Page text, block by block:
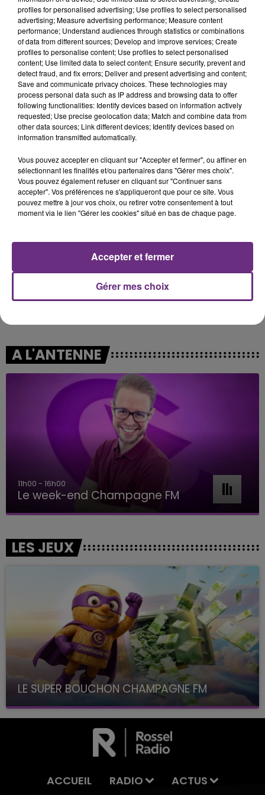
12h10
12h10
Drive Safe
12h06
12h06
Halo
12h03
12h03 11h57
11h57
A L'ANTENNE
11h00 - 16h00
Le week-end Champagne FM
LES JEUX
LE SUPER BOUCHON CHAMPAGNE FM
avec La Famille Champagne FM, à 8H10
ACCUEIL RADIO ACTUS
profiles for personalised advertising; Use profiles to select personalised
advertising; Measure advertising performance; Measure content
performance; Understand audiences through statistics or combinations
of data from different sources; Develop and improve services; Create
profiles to personalise content; Use profiles to select personalised
content; Use limited data to select content; Ensure security, prevent and
detect fraud, and fix errors; Deliver and present advertising and content;
Save and communicate privacy choices. These technologies may
process personal data such as IP address and browsing data to offer
following functionalities: Identify devices based on information actively
requested; Use precise geolocation data; Match and combine data from
other data sources; Link different devices; Identify devices based on
information transmitted automatically.
Vous pouvez accepter en cliquant sur "Accepter et fermer", ou affiner en
sélectionnant les finalités et/ou partenaires dans "Gérer mes choix".
Vous pouvez également refuser en cliquant sur "Continuer sans
accepter". Vos préférences ne s'appliqueront que pour ce site. Vous
pouvez mettre à jour vos choix, ou retirer votre consentement à tout
moment via le lien "Gérer les cookies" situé en bas de chaque page.
Gérer mes choix
Accepter et fermer